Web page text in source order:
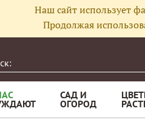
Наш сайт использует
Продолжая
САД И
ОГОРОД